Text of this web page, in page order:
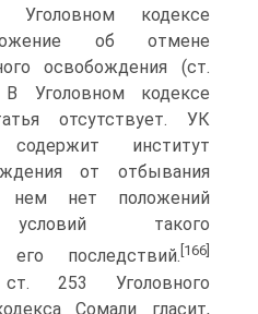
Уголовном кодексе
об отмене
освобождения (ст.
Уголовном кодексе
отсутствует. УК
институт
от отбывания
нем нет положений
условий такого
последствий. [166]
253 Уголовного
Сомали гласит,